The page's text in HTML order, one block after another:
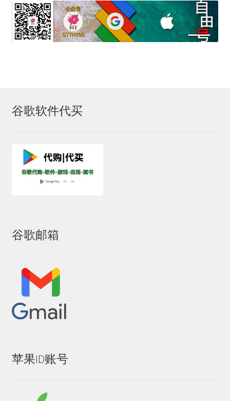
谷歌软件代买
谷歌邮箱
苹果ID账号